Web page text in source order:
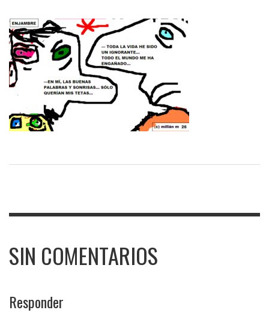
SIN COMENTARIOS
Responder